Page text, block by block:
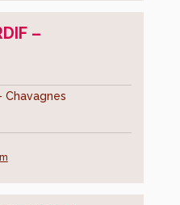
–
Chavagnes